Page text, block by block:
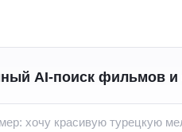
AI-поиск фильмов и